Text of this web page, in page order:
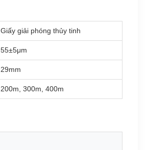
Giấy giải phóng thủy tinh
55±5μm
29mm
200m, 300m, 400m